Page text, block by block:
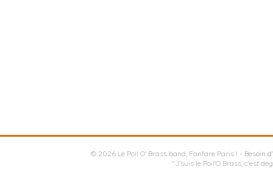
© 2026 Le Poil O' Brass band, Fanfare Paris ! - Besoin
"J'suis le Poil'O Brass, c'est